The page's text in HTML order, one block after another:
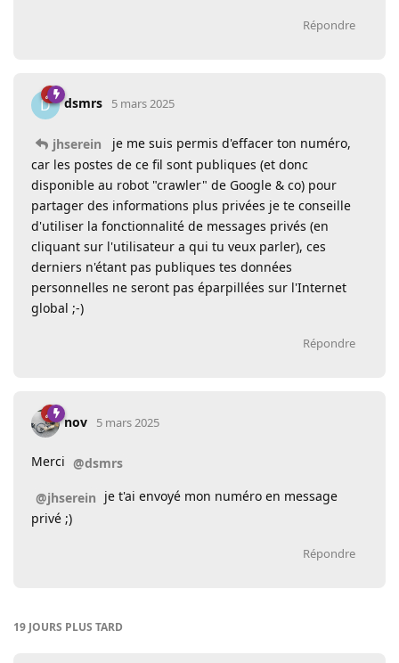
Répondre
D dsmrs 5 mars 2025
jhserein
je me suis permis d'effacer ton numéro,
car les postes de ce fil sont publiques (et donc
disponible au robot "crawler" de Google & co) pour
partager des informations plus privées je te conseille
d'utiliser la fonctionnalité de messages privés (en
cliquant sur l'utilisateur a qui tu veux parler), ces
derniers n'étant pas publiques tes données
personnelles ne seront pas éparpillées sur l'Internet
global ;-)
Répondre
nov 5 mars 2025
Merci @dsmrs
@jhserein je t'ai envoyé mon numéro en message
privé ;)
Répondre
19 JOURS PLUS TARD